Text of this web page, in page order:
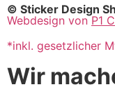
© Sticker Design
Webdesign vonP1
*inkl. gesetzlicher
Wir